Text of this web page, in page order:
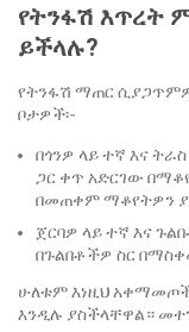
የትንፋሽ እጥረት
ይችላሉ?
የትንፋሽ ማጠር
ቦታዎች፡-
በጎንዎ ላይ ተኛ እና
ጋር ቀጥ አድርገው
በመጠቀም ማቆየትዎን
ጀርባዎ ላይ ተኛ እና
በጉልበቶችዎ ስር
ሁለቱም እነዚህ
እንዲሉ ያስችላቸዋል።